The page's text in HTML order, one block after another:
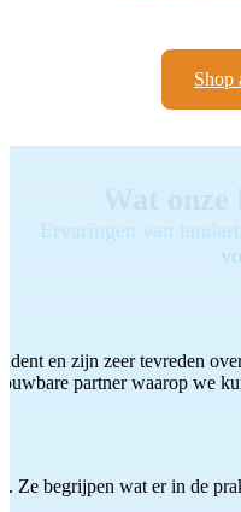
Shop
Ervaringen van
en zijn zeer tevreden
partner waarop we
Ze begrijpen wat er in de